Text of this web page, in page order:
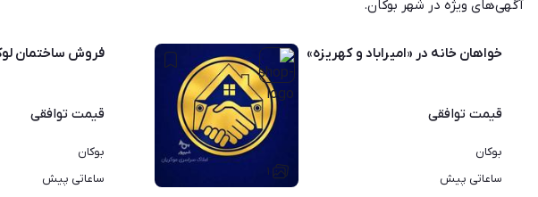
آگهی‌های ویژه در شهر بوکان.
۱
خواهان خانه در «امیراباد و کهریزه»
قیمت توافقی
بوکان
ساعاتی پیش
فروش ساختمان
قیمت توافقی
بوکان
ساعاتی پیش